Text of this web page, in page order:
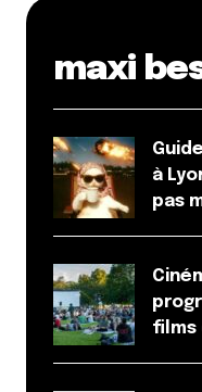
maxi
à
pas
films